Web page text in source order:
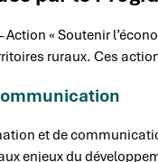
Action « Soutenir
ruraux. Ces
et de
enjeux du